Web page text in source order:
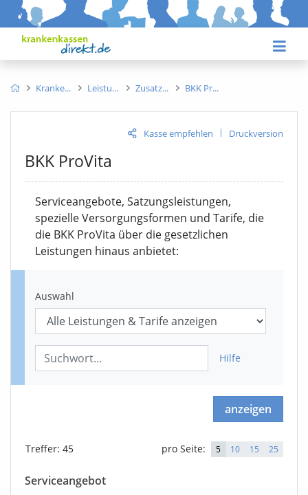
Kranke Leistu Zusatz BKK Pr
Kasse empfehlen | Druckversion
BKK ProVita
Serviceangebote, Satzungsleistungen,
spezielle Versorgungsformen und Tarife, die
die BKK ProVita über die gesetzlichen
Leistungen hinaus anbietet:
Auswahl
Hilfe
anzeigen
Treffer: 45 pro Seite: 5 10 15 25
Serviceangebot